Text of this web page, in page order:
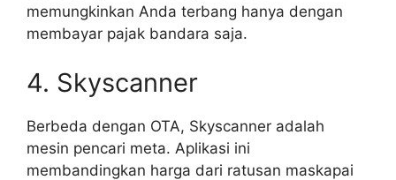
memungkinkan Anda terbang hanya dengan
membayar pajak bandara saja.
4. Skyscanner
Berbeda dengan OTA, Skyscanner adalah
mesin pencari meta. Aplikasi ini
membandingkan harga dari ratusan maskapai